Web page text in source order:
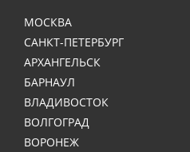
МОСКВА
САНКТ-ПЕТЕРБУРГ
АРХАНГЕЛЬСК
БАРНАУЛ
ВЛАДИВОСТОК
ВОЛГОГРАД
ВОРОНЕЖ